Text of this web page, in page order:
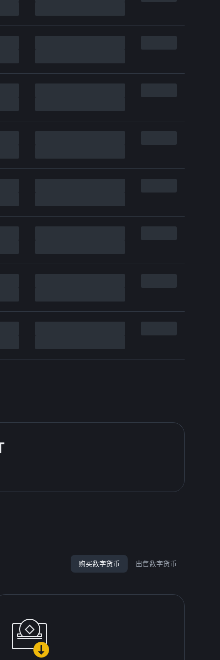
购买数字货币 出售数字货币